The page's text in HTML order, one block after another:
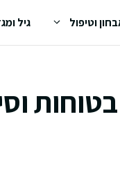
וטיפול גיל